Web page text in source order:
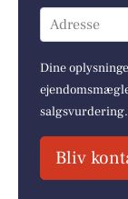
Adresse
Dine
salgsvurdering.
Bliv